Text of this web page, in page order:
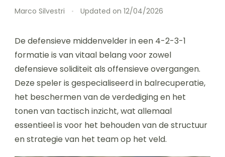
Marco Silvestri Updated on 12/04/2026
De defensieve middenvelder in een 4-2-3-1
formatie is van vitaal belang voor zowel
defensieve soliditeit als offensieve overgangen.
Deze speler is gespecialiseerd in balrecuperatie,
het beschermen van de verdediging en het
tonen van tactisch inzicht, wat allemaal
essentieel is voor het behouden van de structuur
en strategie van het team op het veld.